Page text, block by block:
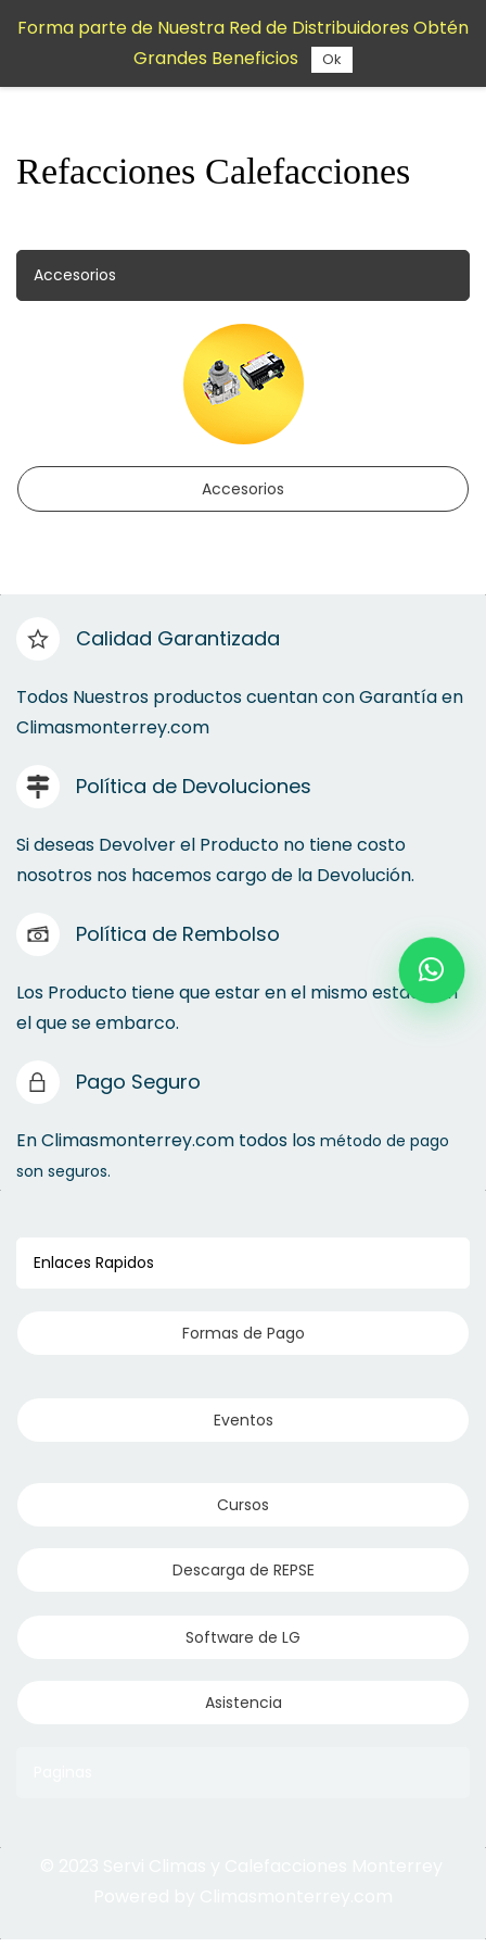
contenido
Refacciones Calefacciones
Accesorios
Accesorios
Calidad Garantizada
Todos Nuestros productos cuentan con Garantía en
Climasmonterrey.com
Política de Devoluciones
Si deseas Devolver el Producto no tiene costo
nosotros nos hacemos cargo de la Devolución.
Política de Rembolso
Los Producto tiene que estar en el mismo estado en
el que se embarco.
Pago Seguro
En Climasmonterrey.com todos los método de pago
son seguros.
Enlaces Rapidos
Formas de Pago
Eventos
Cursos
Descarga de REPSE
Software de LG
Asistencia
Forma parte de Nuestra Red de Distribuidores Obtén
Grandes Beneficios
Ok